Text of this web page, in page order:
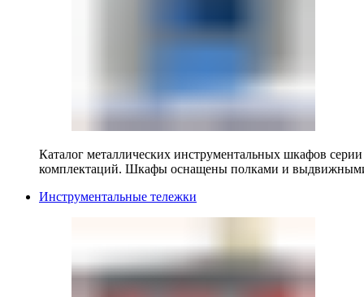
Каталог металлических инструментальных шкафов
комплектаций. Шкафы оснащены полками и
Инструментальные тележки